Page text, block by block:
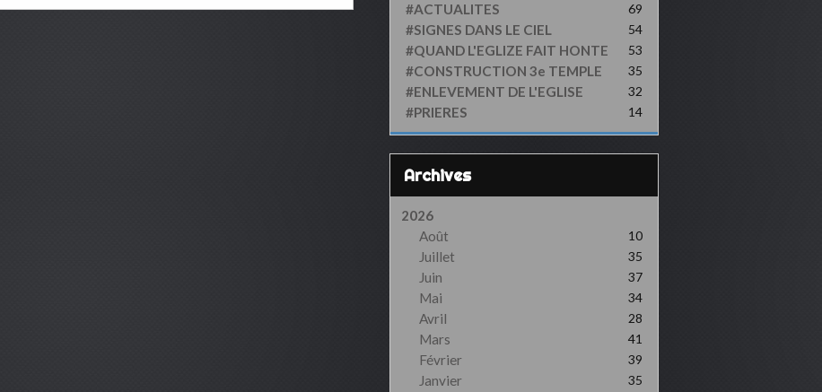
#ACTUALITES 69
#SIGNES DANS LE CIEL 54
#QUAND L'EGLIZE FAIT HONTE 53
#CONSTRUCTION 3e TEMPLE 35
#ENLEVEMENT DE L'EGLISE 32
#PRIERES 14
Archives
2026
Août
10
Juillet 35
Juin 37
Mai 34
Avril 28
Mars 41
Février 39
Janvier 35